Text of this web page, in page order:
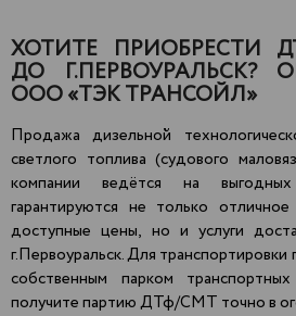
ХОТИТЕ ПРИОБРЕСТИ
ДО Г.ПЕРВОУРАЛЬСК?
ООО «ТЭК ТРАНСОЙЛ»
Продажа дизельной
светлого топлива (судового
компании ведётся на
гарантируются не только
доступные цены, но и услуги
г.Первоуральск. Для транспортировки
собственным парком
получите партию ДТф/СМТ точно в